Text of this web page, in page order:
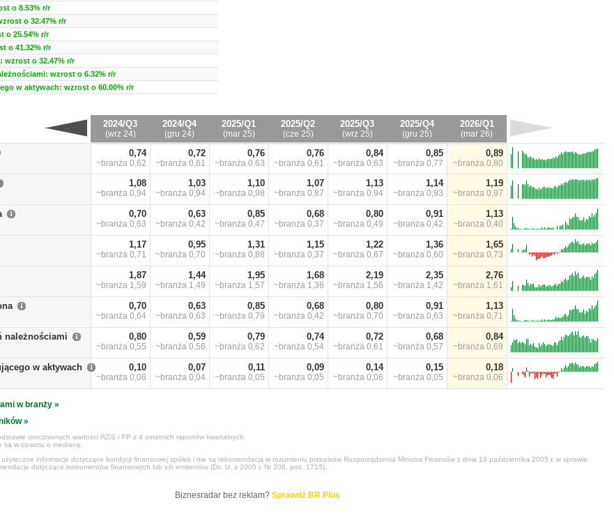
o 8.53% r/r
o 32.47% r/r
o 25.54% r/r
o 41.32% r/r
wzrost o 32.47% r/r
wzrost o 6.32% r/r
w aktywach: wzrost o 60.00% r/r
2024/Q3
(wrz 24)
2024/Q4
(gru 24)
2025/Q1
(mar 25)
2025/Q2
(cze 25)
2025/Q3
(wrz 25)
2025/Q4
(gru 25)
2026/Q1
(mar 26)
0,74
~branża 0,62
0,72
~branża 0,61
0,76
~branża 0,63
0,76
~branża 0,61
0,84
~branża 0,63
0,85
~branża 0,77
0,89
~branża 0,80
1,08
~branża 0,94
1,03
~branża 0,94
1,10
~branża 0,98
1,07
~branża 0,87
1,13
~branża 0,94
1,14
~branża 0,93
1,19
~branża 0,97
0,70
~branża 0,63
0,63
~branża 0,42
0,85
~branża 0,47
0,68
~branża 0,37
0,80
~branża 0,49
0,91
~branża 0,42
1,13
~branża 0,40
1,17
~branża 0,71
0,95
~branża 0,70
1,31
~branża 0,88
1,15
~branża 0,37
1,22
~branża 0,67
1,36
~branża 0,60
1,65
~branża 0,73
1,87
~branża 1,59
1,44
~branża 1,49
1,95
~branża 1,57
1,68
~branża 1,36
2,19
~branża 1,56
2,35
~branża 1,42
2,76
~branża 1,61
0,70
~branża 0,64
0,63
~branża 0,63
0,85
~branża 0,79
0,68
~branża 0,42
0,80
~branża 0,70
0,91
~branża 0,63
1,13
~branża 0,71
należnościami 0,80
~branża 0,55
0,59
~branża 0,56
0,79
~branża 0,62
0,74
~branża 0,54
0,72
~branża 0,61
0,68
~branża 0,57
0,84
~branża 0,69
w aktywach 0,10
~branża 0,06
0,07
~branża 0,04
0,11
~branża 0,05
0,09
~branża 0,05
0,14
~branża 0,06
0,15
~branża 0,05
0,18
~branża 0,06
w branży »
»
urocznionych wartości RZiS i PP z 4 ostatnich raportów kwartalnych.
są w oparciu o medianę.
informacje dotyczące kondycji finansowej spółek i nie są rekomendacją w rozumieniu przepisów Rozporządzenia Ministra Finansów z dnia 19 października 2005 r. w sprawie
dotyczące instrumentów finansowych lub ich emitentów (Dz. U. z 2005 r. Nr 206, poz. 1715).
Biznesradar bez reklam? Sprawdź BR Plus